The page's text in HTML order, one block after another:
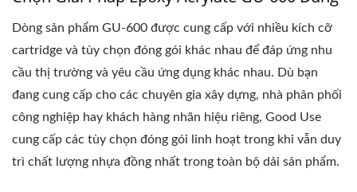
Dòng sản phẩm GU-600 được cung cấp với nhiều kích cỡ
cartridge và tùy chọn đóng gói khác nhau để đáp ứng nhu
cầu thị trường và yêu cầu ứng dụng khác nhau. Dù bạn
đang cung cấp cho các chuyên gia xây dựng, nhà phân phối
công nghiệp hay khách hàng nhãn hiệu riêng, Good Use
cung cấp các tùy chọn đóng gói linh hoạt trong khi vẫn duy
trì chất lượng nhựa đồng nhất trong toàn bộ dải sản phẩm.